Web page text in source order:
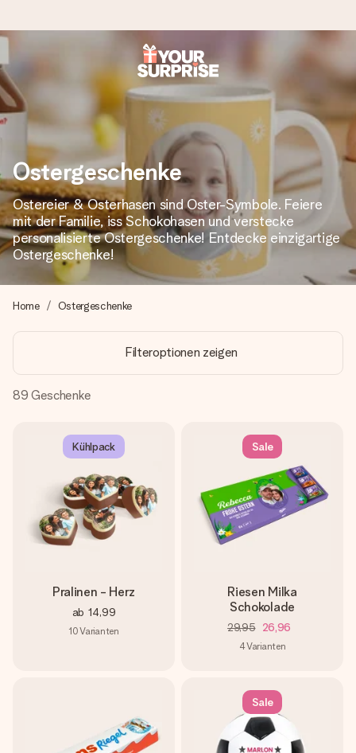
Heute bestellt, in 1 Werktag verschickt
Wir bereiten dein Geschenk sorgfältig vor und schicken es
blitzschnell – damit du es genau zum richtigen Zeitpunkt
überreichen kannst, wenn es am meisten zählt.
4,8 (basierend auf +15.000 Bewertungen)
Unsere Geschenke begeistern. Kunden bewerten uns mit
4,8 bei Google Reviews (Gesamtergebnis aller Länder, in
die wir versenden).
+49 39292 929695
Montag - Freitag : 8:30 - 17:00 Uhr
Samstag - Sonntag : 8:30 - 13:00 Uhr
Ostergeschenke
Ostereier & Osterhasen sind Oster-Symbole. Feiere
mit der Familie, iss Schokohasen und verstecke
personalisierte Ostergeschenke! Entdecke einzigartige
Ostergeschenke!
Home Ostergeschenke
Filteroptionen zeigen
89 Geschenke
Kühlpack
Pralinen - Herz
ab 14,99
10Varianten
Sale
Riesen Milka
Schokolade
29,95 26,96
4Varianten
Sale